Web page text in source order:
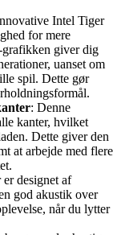
Intel Tiger
for mere
giver dig
uanset om
spil. Dette gør
: Denne
kanter, hvilket
Dette giver den
at arbejde med flere
designet af
god akustik over
når du lytter